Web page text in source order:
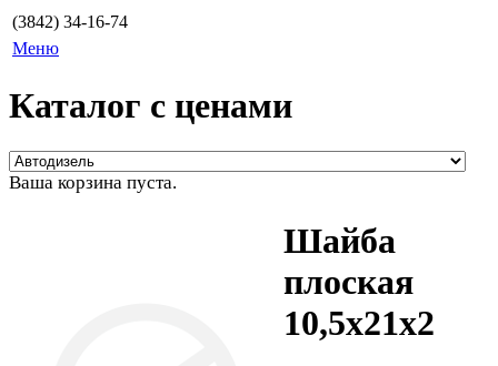
(3842) 34-16-74
Меню
Каталог с ценами
Ваша корзина пуста.
Шайба
плоская
10,5х21х2